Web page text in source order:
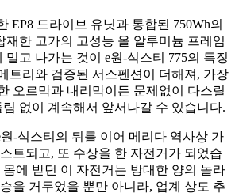
EP8 드라이브 유닛과 통합된 750Wh의
재한 고가의 고성능 올 알루미늄 프레임
밀고 나가는 것이 e원-식스티 775의 특징
트리와 검증된 서스펜션이 더해져, 가장
오르막과 내리막이든 문제없이 다스릴
없이 계속해서 앞서나갈 수 있습니다.
-식스티의 뒤를 이어 메리다 역사상 가
트되고, 또 수상을 한 자전거가 되었습
에 받던 이 자전거는 방대한 양의 놀라
을 거두었을 뿐만 아니라, 업계 상도 추